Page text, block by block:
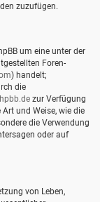
zuzufügen.
um eine unter der
Foren-
) handelt;
die
zur Verfügung
und Weise, wie die
die Verwendung
oder auf
von Leben,